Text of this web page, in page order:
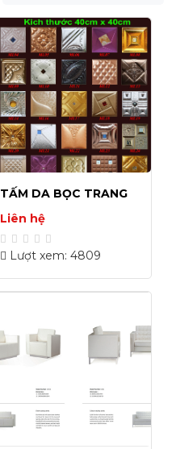
TẤM DA BỌC TRANG
TRÍ 40X40(CM) 02
Liên hệ
Lượt xem: 4809